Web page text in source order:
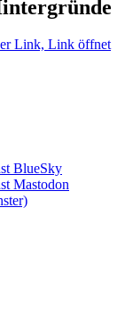
Link, Link öffnet
BlueSky
Mastodon